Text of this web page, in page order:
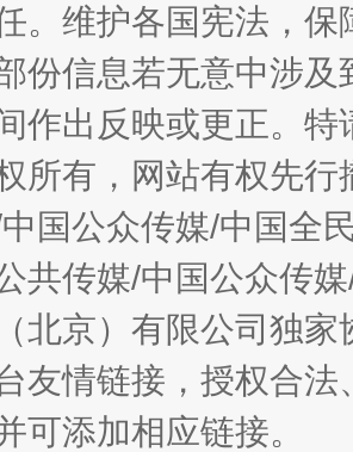
乱象丛生
生
五大"原罪" "炒
。维护各国宪法，
份信息若无意中涉
作出反映或更正。
所有，网站有权先
国公众传媒/中国全
共传媒/中国公众传
北京）有限公司独
友情链接，授权合
可添加相应链接。